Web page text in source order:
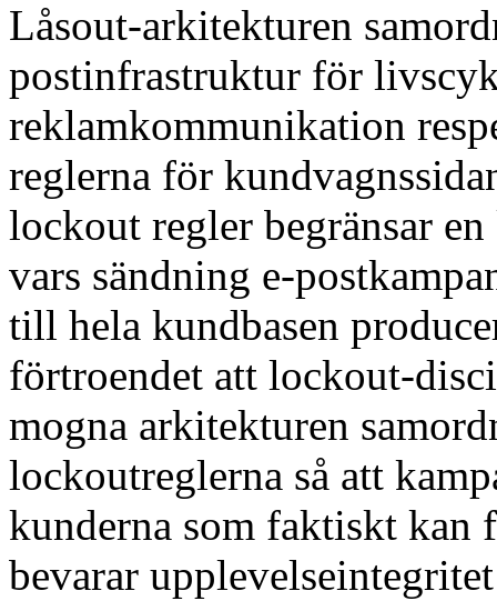
Låsout-arkitekturen
postinfrastruktur för
reklamkommunikation
reglerna för
lockout regler begränsar
vars sändning e-
till hela kundbasen
förtroendet att lockout-
mogna arkitekturen
lockoutreglerna så att
kunderna som faktiskt
bevarar